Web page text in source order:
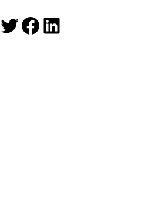
Twitter
Facebook
LinkedIn